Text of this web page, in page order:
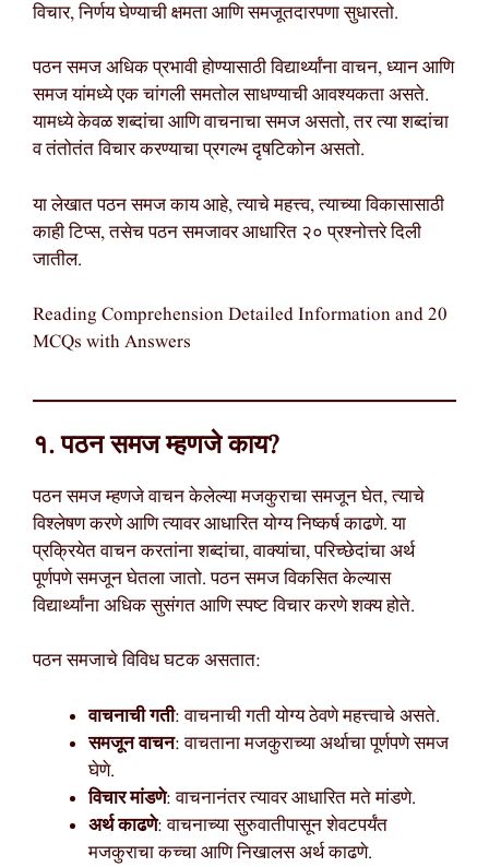
विचार, निर्णय घेण्याची क्षमता आणि समजूतदारपणा सुधारतो.
पठन समज अधिक प्रभावी होण्यासाठी विद्यार्थ्यांना वाचन, ध्यान आणि
समज यांमध्ये एक चांगली समतोल साधण्याची आवश्यकता असते.
यामध्ये केवळ शब्दांचा आणि वाचनाचा समज असतो, तर त्या शब्दांचा
व तंतोतंत विचार करण्याचा प्रगल्भ दृषटिकोन असतो.
या लेखात पठन समज काय आहे, त्याचे महत्त्व, त्याच्या विकासासाठी
काही टिप्स, तसेच पठन समजावर आधारित २० प्रश्नोत्तरे दिली
जातील.
Reading Comprehension Detailed Information and 20
MCQs with Answers
१. पठन समज म्हणजे काय?
पठन समज म्हणजे वाचन केलेल्या मजकुराचा समजून घेत, त्याचे
विश्लेषण करणे आणि त्यावर आधारित योग्य निष्कर्ष काढणे. या
प्रक्रियेत वाचन करतांना शब्दांचा, वाक्यांचा, परिच्छेदांचा अर्थ
पूर्णपणे समजून घेतला जातो. पठन समज विकसित केल्यास
विद्यार्थ्यांना अधिक सुसंगत आणि स्पष्ट विचार करणे शक्य होते.
पठन समजाचे विविध घटक असतात:
वाचनाची गती: वाचनाची गती योग्य ठेवणे महत्त्वाचे असते.
समजून वाचन: वाचताना मजकुराच्या अर्थाचा पूर्णपणे समज
घेणे.
विचार मांडणे: वाचनानंतर त्यावर आधारित मते मांडणे.
अर्थ काढणे: वाचनाच्या सुरुवातीपासून शेवटपर्यंत
मजकुराचा कच्चा आणि निखालस अर्थ काढणे.